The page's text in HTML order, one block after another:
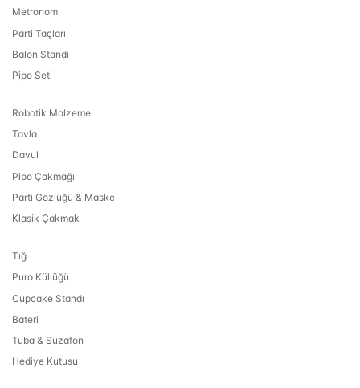
Metronom
Parti Taçları
Balon Standı
Pipo Seti
Robotik Malzeme
Tavla
Davul
Pipo Çakmağı
Parti Gözlüğü & Maske
Klasik Çakmak
Tığ
Puro Küllüğü
Cupcake Standı
Bateri
Tuba & Suzafon
Hediye Kutusu